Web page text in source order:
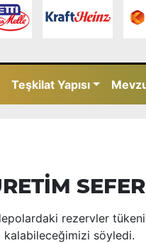
Teşkilat Yapısı
rezervler
kalabileceğimizi söyledi.